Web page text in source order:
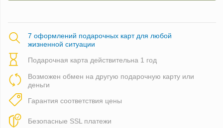
7 оформлений подарочных карт для любой
жизненной ситуации
Подарочная карта действительна 1 год
Возможен обмен на другую подарочную карту или
деньги
Гарантия соответствия цены
Безопасные SSL платежи